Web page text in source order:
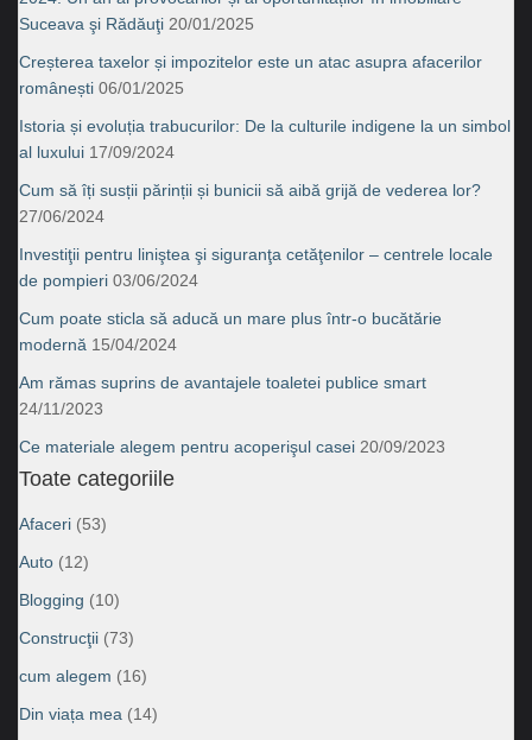
Suceava şi Rădăuţi 20/01/2025
Creșterea taxelor și impozitelor este un atac asupra afacerilor
românești 06/01/2025
Istoria și evoluția trabucurilor: De la culturile indigene la un simbol
al luxului 17/09/2024
Cum să îți susții părinții și bunicii să aibă grijă de vederea lor?
27/06/2024
Investiţii pentru liniştea şi siguranţa cetăţenilor – centrele locale
de pompieri 03/06/2024
Cum poate sticla să aducă un mare plus într-o bucătărie
modernă 15/04/2024
Am rămas suprins de avantajele toaletei publice smart
24/11/2023
Ce materiale alegem pentru acoperişul casei 20/09/2023
Toate categoriile
Afaceri (53)
Auto (12)
Blogging (10)
Construcţii (73)
cum alegem (16)
Din viața mea (14)